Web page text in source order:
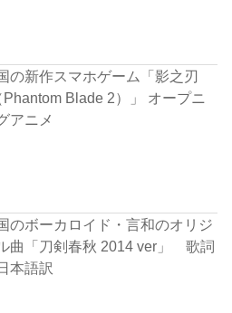
の新作スマホゲーム「影之刃
Phantom Blade 2）」 オープニ
アニメ
のボーカロイド・言和のオリジ
曲「刀剣春秋 2014 ver」 歌詞
本語訳